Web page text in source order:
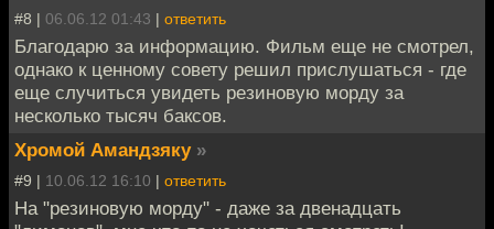
#8 | 06.06.12 01:43 | ответить
Благодарю за информацию. Фильм еще не смотрел,
однако к ценному совету решил прислушаться - где
еще случиться увидеть резиновую морду за
несколько тысяч баксов.
Хромой Амандзяку »
#9 | 10.06.12 16:10 | ответить
На "резиновую морду" - даже за двенадцать